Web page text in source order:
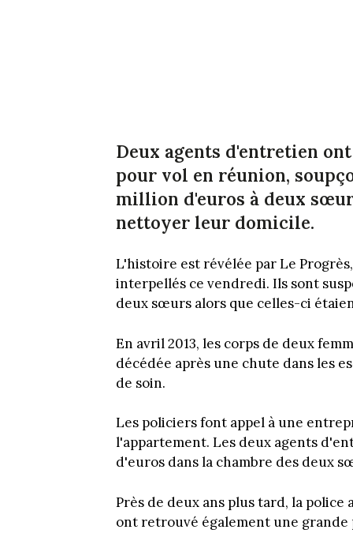
Deux agents d'entretien
pour vol en réunion,
million d'euros à deux
nettoyer leur domicile.
L'histoire est révélée par Le
interpellés ce vendredi. Ils sont
deux sœurs alors que celles-ci
En avril 2013, les corps de deux
décédée après une chute dans les
de soin.
Les policiers font appel à une
l'appartement. Les deux agents
d'euros dans la chambre des deux
Près de deux ans plus tard, la
ont retrouvé également une